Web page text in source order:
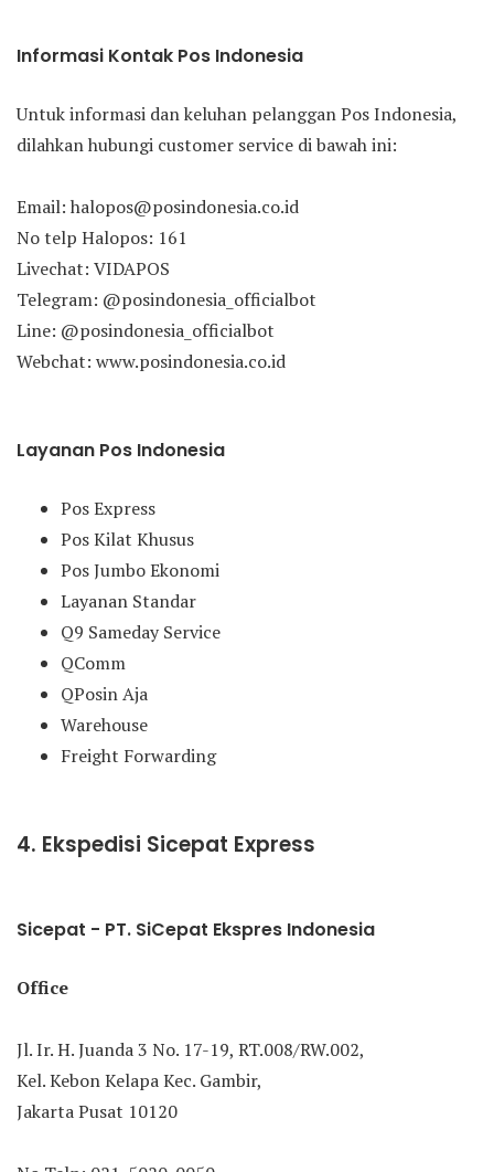
Informasi Kontak Pos Indonesia
Untuk informasi dan keluhan pelanggan Pos Indonesia,
dilahkan hubungi customer service di bawah ini:
Email: halopos@posindonesia.co.id
No telp Halopos: 161
Livechat: VIDAPOS
Telegram: @posindonesia_officialbot
Line: @posindonesia_officialbot
Webchat: www.posindonesia.co.id
Layanan Pos Indonesia
Pos Express
Pos Kilat Khusus
Pos Jumbo Ekonomi
Layanan Standar
Q9 Sameday Service
QComm
QPosin Aja
Warehouse
Freight Forwarding
4. Ekspedisi Sicepat Express
Sicepat - PT. SiCepat Ekspres Indonesia
Office
Jl. Ir. H. Juanda 3 No. 17-19, RT.008/RW.002,
Kel. Kebon Kelapa Kec. Gambir,
Jakarta Pusat 10120